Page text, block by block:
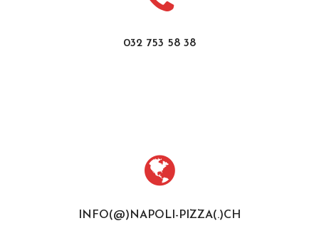
032 753 58 38
INFO(@)NAPOLI-PIZZA(.)CH